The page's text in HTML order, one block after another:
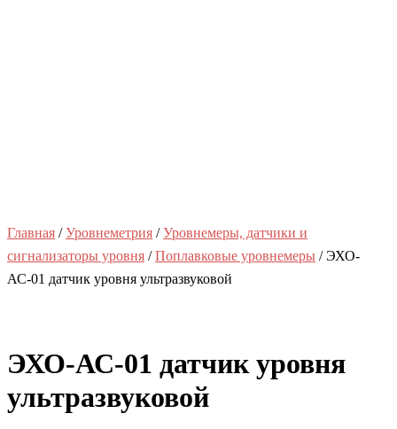
Главная /Уровнеметрия /Уровнемеры, датчики и
сигнализаторы уровня /Поплавковые уровнемеры / ЭХО-
АС-01 датчик уровня ультразвуковой
ЭХО-АС-01 датчик уровня
ультразвуковой